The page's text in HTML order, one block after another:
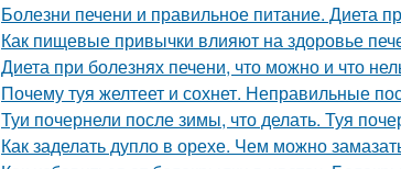
Болезни печени и правильное питание. Диета
Как пищевые привычки влияют на здоровье
Диета при болезнях печени, что можно и что
Почему туя желтеет и сохнет. Неправильные
Туи почернели после зимы, что делать. Туя
Как заделать дупло в орехе. Чем можно